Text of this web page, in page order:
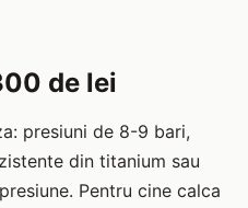
de lei
presiuni de 8-9 bari,
din titanium sau
Pentru cine calca